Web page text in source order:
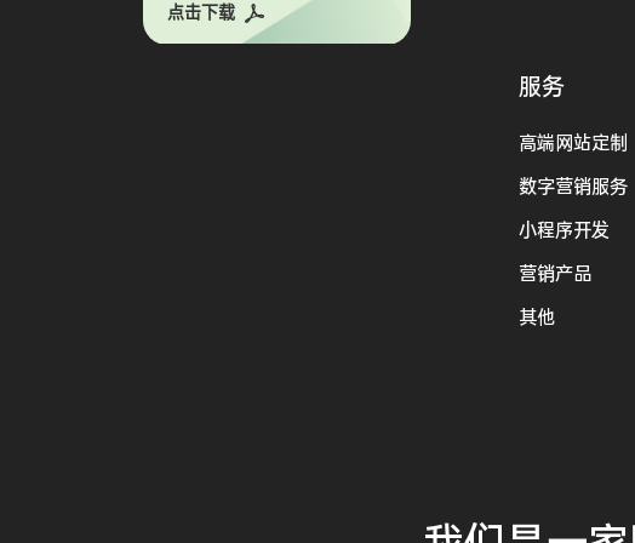
点击下载
服务
高端网站定制
数字营销服务
小程序开发
营销产品
其他